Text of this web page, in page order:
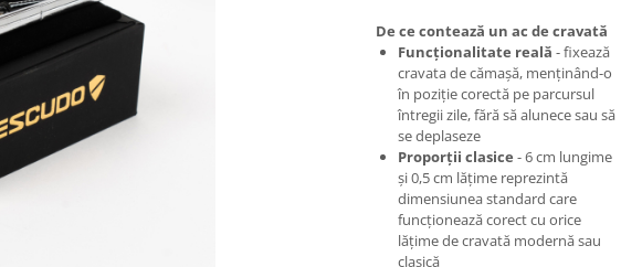
De ce contează un ac de cravată
Funcționalitate reală - fixează
cravata de cămașă, menținând-o
în poziție corectă pe parcursul
întregii zile, fără să alunece sau să
se deplaseze
Proporții clasice - 6 cm lungime
și 0,5 cm lățime reprezintă
dimensiunea standard care
funcționează corect cu orice
lățime de cravată modernă sau
clasică